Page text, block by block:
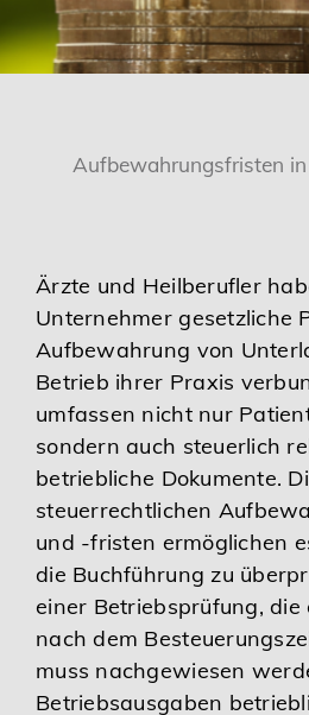
Karriere
Aufbewahrungsfristen
Ärzte und Heilberufler
Unternehmer gesetzliche
Aufbewahrung von
Betrieb ihrer Praxis
umfassen nicht nur
sondern auch steuerlich
betriebliche Dokumente.
steuerrechtlichen
und -fristen ermöglichen
die Buchführung zu
einer Betriebsprüfung, die
nach dem
muss nachgewiesen
Betriebsausgaben